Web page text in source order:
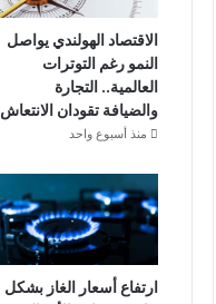
الاقتصاد الهولندي يواصل
النمو رغم التوترات
العالمية.. التجارة
والضيافة تقودان الانتعاش
منذ أسبوع واحد
ارتفاع أسعار الغاز بشكل